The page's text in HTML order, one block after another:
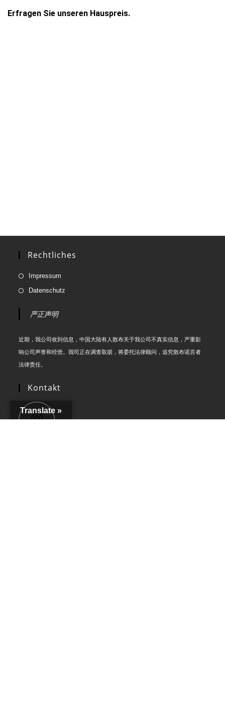
Erfragen Sie unseren Hauspreis.
Rechtliches
Impressum
Datenschutz
严正声明
近期，我公司收到信息，中国大陆有人散布关于我公司不真实信息，严重影
响公司声誉和经营。我司正在调查取据，将委托法律顾问，追究散布谣言者
法律责任。
Kontakt
Translate »